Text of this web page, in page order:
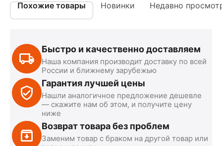
Похожие товары Новинки Недавно
Быстро и качественно доставляем
Наша компания производит доставку по всей
России и ближнему зарубежью
Гарантия лучшей цены
Нашли аналогичное предложение дешевле
— скажите нам об этом, и получите цену
ниже
Возврат товара без проблем
Заменим товар с браком на другой товар или